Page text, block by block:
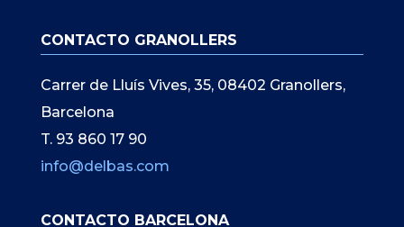
CONTACTO GRANOLLERS
Carrer de Lluís Vives, 35, 08402 Granollers,
Barcelona
T. 93 860 17 90
info@delbas.com
CONTACTO BARCELONA